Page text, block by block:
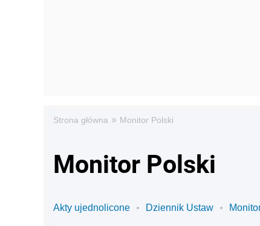
Strona główna » Monitor Polski
Monitor Polski
Akty ujednolicone Dziennik Ustaw